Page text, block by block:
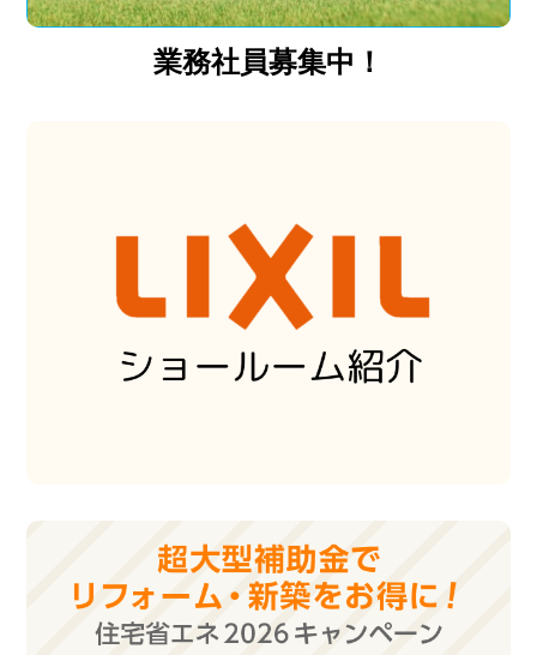
業務社員募集中！